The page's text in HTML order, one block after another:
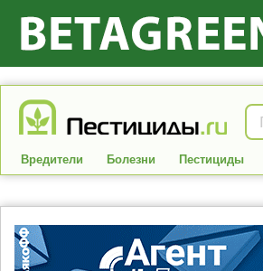
Вредители Болезни Пестициды